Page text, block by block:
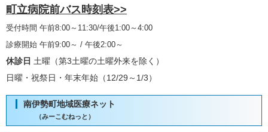
町立病院前バス時刻表>>
受付時間 午前8:00～11:30/午後1:00～4:00
診療開始 午前9:00～ / 午後2:00～
休診日 土曜（第3土曜の土曜外来を除く）
日曜・祝祭日・年末年始（12/29～1/3）
南伊勢町地域医療ネット
（みーこむねっと）